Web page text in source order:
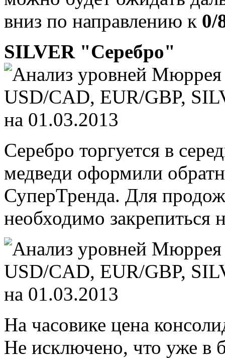
вниз по направлению к 0/
SILVER "Серебро"
Серебро торгуется в
медведи оформили
СуперТренда. Для
необходимо закрепиться
На часовике цена
Не исключено, что уже